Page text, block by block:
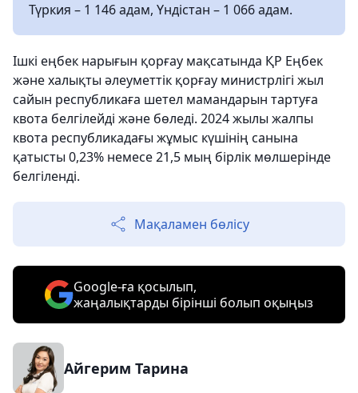
Түркия – 1 146 адам, Үндістан – 1 066 адам.
Ішкі еңбек нарығын қорғау мақсатында ҚР Еңбек
және халықты әлеуметтік қорғау министрлігі жыл
сайын республикаға шетел мамандарын тартуға
квота белгілейді және бөледі. 2024 жылы жалпы
квота республикадағы жұмыс күшінің санына
қатысты 0,23% немесе 21,5 мың бірлік мөлшерінде
белгіленді.
Мақаламен бөлісу
Google-ға қосылып,
жаңалықтарды бірінші болып оқыңыз
Айгерим Тарина